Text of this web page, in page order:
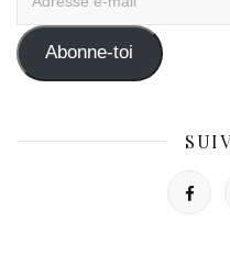
mail Abonne-toi